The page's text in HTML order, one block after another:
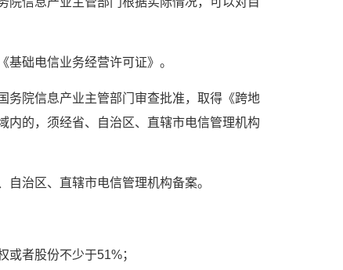
础电信业务经营许可证》。
院信息产业主管部门审查批准，取得《跨地
内的，须经省、自治区、直辖市电信管理机构
治区、直辖市电信管理机构备案。
者股份不少于51%；